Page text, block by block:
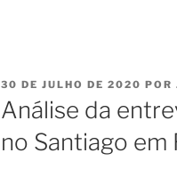
PUBLICADO
EM
30 DE JULHO DE 2020 POR
Análise da
no Santiago em